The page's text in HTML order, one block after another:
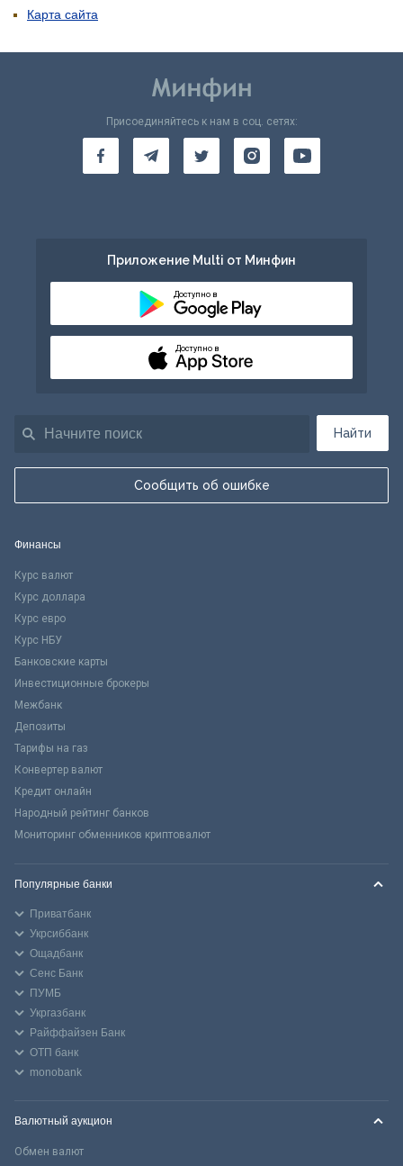
Карта сайта
Найти
Сообщить об ошибке
Присоединяйтесь к нам в соц. сетях:
Приложение Multi от Минфин
Доступно в
Доступно в
Финансы
Курс валют
Курс доллара
Курс евро
Курс НБУ
Банковские карты
Инвестиционные брокеры
Межбанк
Депозиты
Тарифы на газ
Конвертер валют
Кредит онлайн
Народный рейтинг банков
Мониторинг обменников криптовалют
Популярные банки
Приватбанк
Укрсиббанк
Ощадбанк
Сенс Банк
ПУМБ
Укргазбанк
Райффайзен Банк
ОТП банк
monobank
Валютный аукцион
Обмен валют